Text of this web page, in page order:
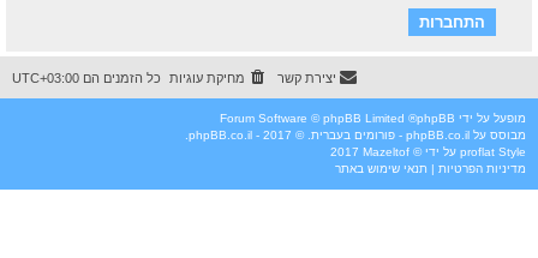
כל הזמנים הם UTC+03:00 מחיקת עוגיות יצירת קשר
מופעל על ידי phpBB
® Forum Software © phpBB Limited
מבוסס על phpBB.co.il - פורומים בעברית
. © 2017 - phpBB.co.il.
Style
proflat על ידי © Mazeltof
מדיניות הפרטיות | תנאי שימוש באתר